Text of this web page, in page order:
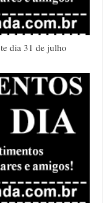
dia 31 de julho